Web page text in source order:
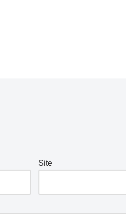
Site